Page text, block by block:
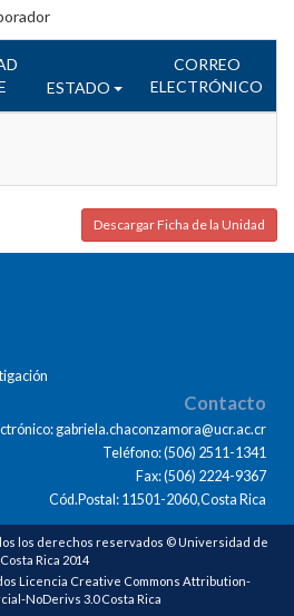
ESTADO
CORREO
ELECTRÓNICO
Descargar Ficha de la Unidad
Contacto
gabriela.chaconzamora@ucr.ac.cr
Teléfono: (506) 2511-1341
Fax: (506) 2224-9367
Cód.Postal: 11501-2060,Costa Rica
los derechos reservados © Universidad de
Costa Rica 2014
Licencia Creative Commons Attribution-
NoDerivs 3.0 Costa Rica